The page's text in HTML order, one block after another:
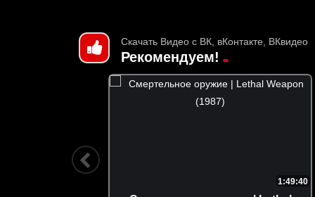
Скачать Видео с ВК, вКонтакте, ВКвидео
Рекомендуем!
1:49:40